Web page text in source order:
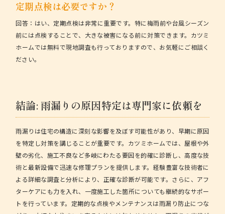
定期点検は必要ですか？
回答： はい、定期点検は非常に重要です。特に梅雨前や台風シーズン
前には点検することで、大きな被害になる前に対策できます。カツミ
ホームでは無料で現地調査も行っておりますので、お気軽にご相談く
ださい。
結論: 雨漏りの原因特定は専門家に依頼を
雨漏りは住宅の構造に深刻な影響を及ぼす可能性があり、早期に原因
を特定し対策を講じることが重要です。 カツミホームでは、屋根や外
壁の劣化、施工不良など多岐にわたる要因を的確に診断し、高度な技
術と最新設備で迅速な修理プランを提供します。経験豊富な技術者に
よる詳細な調査と分析により、正確な診断が可能です。さらに、アフ
ターケアにも力を入れ、一度施工した箇所についても継続的なサポー
トを行っています。定期的な点検やメンテナンスは雨漏り防止につな